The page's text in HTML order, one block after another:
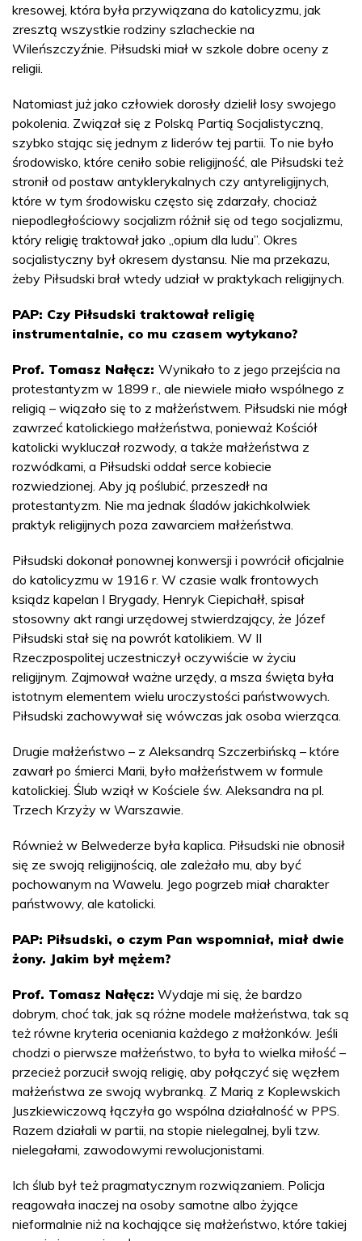
kresowej, która była przywiązana do katolicyzmu, jak
zresztą wszystkie rodziny szlacheckie na
Wileńszczyźnie. Piłsudski miał w szkole dobre oceny z
religii.
Natomiast już jako człowiek dorosły dzielił losy swojego
pokolenia. Związał się z Polską Partią Socjalistyczną,
szybko stając się jednym z liderów tej partii. To nie było
środowisko, które ceniło sobie religijność, ale Piłsudski też
stronił od postaw antyklerykalnych czy antyreligijnych,
które w tym środowisku często się zdarzały, chociaż
niepodległościowy socjalizm różnił się od tego socjalizmu,
który religię traktował jako „opium dla ludu”. Okres
socjalistyczny był okresem dystansu. Nie ma przekazu,
żeby Piłsudski brał wtedy udział w praktykach religijnych.
PAP: Czy Piłsudski traktował religię
instrumentalnie, co mu czasem wytykano?
Prof. Tomasz Nałęcz: Wynikało to z jego przejścia na
protestantyzm w 1899 r., ale niewiele miało wspólnego z
religią – wiązało się to z małżeństwem. Piłsudski nie mógł
zawrzeć katolickiego małżeństwa, ponieważ Kościół
katolicki wykluczał rozwody, a także małżeństwa z
rozwódkami, a Piłsudski oddał serce kobiecie
rozwiedzionej. Aby ją poślubić, przeszedł na
protestantyzm. Nie ma jednak śladów jakichkolwiek
praktyk religijnych poza zawarciem małżeństwa.
Piłsudski dokonał ponownej konwersji i powrócił oficjalnie
do katolicyzmu w 1916 r. W czasie walk frontowych
ksiądz kapelan I Brygady, Henryk Ciepichałł, spisał
stosowny akt rangi urzędowej stwierdzający, że Józef
Piłsudski stał się na powrót katolikiem. W II
Rzeczpospolitej uczestniczył oczywiście w życiu
religijnym. Zajmował ważne urzędy, a msza święta była
istotnym elementem wielu uroczystości państwowych.
Piłsudski zachowywał się wówczas jak osoba wierząca.
Drugie małżeństwo – z Aleksandrą Szczerbińską – które
zawarł po śmierci Marii, było małżeństwem w formule
katolickiej. Ślub wziął w Kościele św. Aleksandra na pl.
Trzech Krzyży w Warszawie.
Również w Belwederze była kaplica. Piłsudski nie obnosił
się ze swoją religijnością, ale zależało mu, aby być
pochowanym na Wawelu. Jego pogrzeb miał charakter
państwowy, ale katolicki.
PAP: Piłsudski, o czym Pan wspomniał, miał dwie
żony. Jakim był mężem?
Prof. Tomasz Nałęcz: Wydaje mi się, że bardzo
dobrym, choć tak, jak są różne modele małżeństwa, tak są
też równe kryteria oceniania każdego z małżonków. Jeśli
chodzi o pierwsze małżeństwo, to była to wielka miłość –
przecież porzucił swoją religię, aby połączyć się węzłem
małżeństwa ze swoją wybranką. Z Marią z Koplewskich
Juszkiewiczową łączyła go wspólna działalność w PPS.
Razem działali w partii, na stopie nielegalnej, byli tzw.
nielegałami, zawodowymi rewolucjonistami.
Ich ślub był też pragmatycznym rozwiązaniem. Policja
reagowała inaczej na osoby samotne albo żyjące
nieformalnie niż na kochające się małżeństwo, które takiej